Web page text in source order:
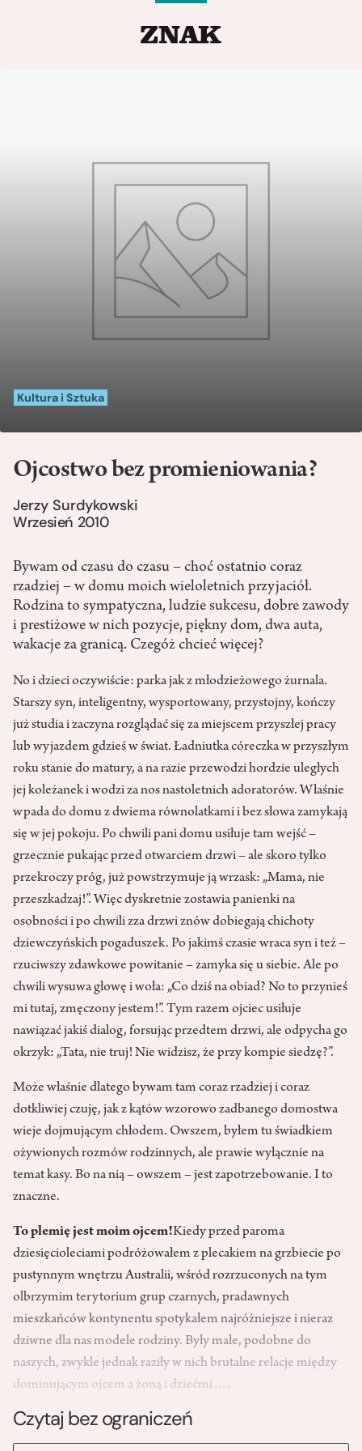
Kultura i Sztuka
Ojcostwo bez promieniowania?
Jerzy Surdykowski
Wrzesień 2010
Bywam od czasu do czasu – choć ostatnio coraz
rzadziej – w domu moich wieloletnich przyjaciół.
Rodzina to sympatyczna, ludzie sukcesu, dobre zawody
i prestiżowe w nich pozycje, piękny dom, dwa auta,
wakacje za granicą. Czegóż chcieć więcej?
No i dzieci oczywiście: parka jak z młodzieżowego żurnala.
Starszy syn, inteligentny, wysportowany, przystojny, kończy
już studia i zaczyna rozglądać się za miejscem przyszłej pracy
lub wyjazdem gdzieś w świat. Ładniutka córeczka w przyszłym
roku stanie do matury, a na razie przewodzi hordzie uległych
jej koleżanek i wodzi za nos nastoletnich adoratorów. Właśnie
wpada do domu z dwiema równolatkami i bez słowa zamykają
się w jej pokoju. Po chwili pani domu usiłuje tam wejść –
grzecznie pukając przed otwarciem drzwi – ale skoro tylko
przekroczy próg, już powstrzymuje ją wrzask: „Mama, nie
przeszkadzaj!”. Więc dyskretnie zostawia panienki na
osobności i po chwili zza drzwi znów dobiegają chichoty
dziewczyńskich pogaduszek. Po jakimś czasie wraca syn i też –
rzuciwszy zdawkowe powitanie – zamyka się u siebie. Ale po
chwili wysuwa głowę i woła: „Co dziś na obiad? No to przynieś
mi tutaj, zmęczony jestem!”. Tym razem ojciec usiłuje
nawiązać jakiś dialog, forsując przedtem drzwi, ale odpycha go
okrzyk: „Tata, nie truj! Nie widzisz, że przy kompie siedzę?”.
Może właśnie dlatego bywam tam coraz rzadziej i coraz
dotkliwiej czuję, jak z kątów wzorowo zadbanego domostwa
wieje dojmującym chłodem. Owszem, byłem tu świadkiem
ożywionych rozmów rodzinnych, ale prawie wyłącznie na
temat kasy. Bo na nią – owszem – jest zapotrzebowanie. I to
znaczne.
To plemię jest moim ojcem!Kiedy przed paroma
dziesięcioleciami podróżowałem z plecakiem na grzbiecie po
pustynnym wnętrzu Australii, wśród rozrzuconych na tym
olbrzymim terytorium grup czarnych, pradawnych
mieszkańców kontynentu spotykałem najróżniejsze i nieraz
dziwne dla nas modele rodziny. Były małe, podobne do
naszych, zwykle jednak raziły w nich brutalne relacje między
dominującym ojcem a żoną i dziećmi….
Czytaj bez ograniczeń